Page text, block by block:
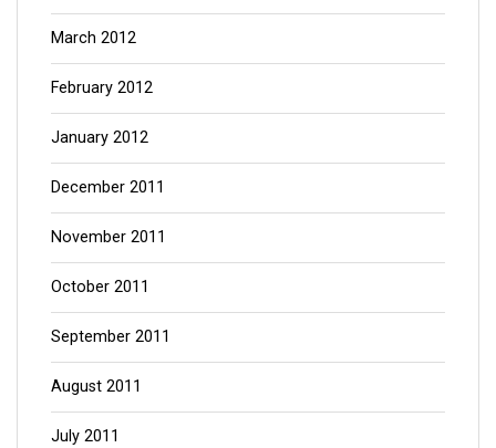
March 2012
February 2012
January 2012
December 2011
November 2011
October 2011
September 2011
August 2011
July 2011